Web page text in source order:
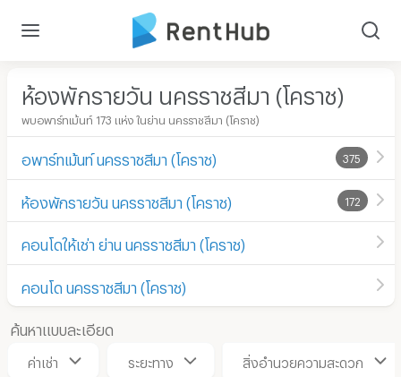
ห้องพักรายวัน นครราชสีมา (โคราช)
พบอพาร์ทเม้นท์ 173 แห่ง ในย่าน นครราชสีมา (โคราช)
อพาร์ทเม้นท์ นครราชสีมา (โคราช) 375
ห้องพักรายวัน นครราชสีมา (โคราช) 172
คอนโดให้เช่า ย่าน นครราชสีมา (โคราช)
คอนโด นครราชสีมา (โคราช)
ค้นหาแบบละเอียด
ค่าเช่า ระยะทาง สิ่งอำนวยความสะดวก